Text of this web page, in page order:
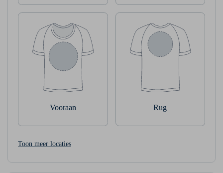
Vooraan Rug
Toon meer locaties